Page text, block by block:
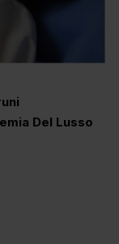
Del Lusso